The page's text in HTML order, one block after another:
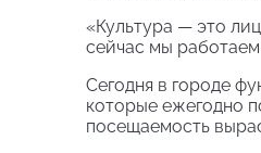
«Культура — это
сейчас мы
Сегодня в городе
которые ежегодно
посещаемость